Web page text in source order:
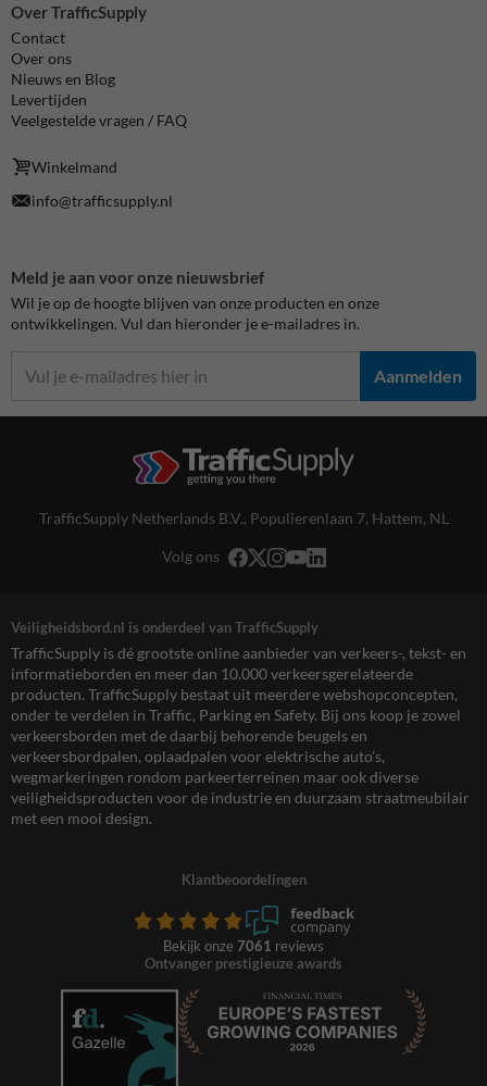
Over TrafficSupply
Contact
Over ons
Nieuws en Blog
Levertijden
Veelgestelde vragen / FAQ
Winkelmand
info@trafficsupply.nl
Meld je aan voor onze nieuwsbrief
Wil je op de hoogte blijven van onze producten en onze
ontwikkelingen. Vul dan hieronder je e-mailadres in.
Aanmelden
TrafficSupply Netherlands B.V., Populierenlaan 7, Hattem, NL
Volg ons
Veiligheidsbord.nl is onderdeel van TrafficSupply
TrafficSupply is dé grootste online aanbieder van verkeers-, tekst- en
informatieborden en meer dan 10.000 verkeersgerelateerde
producten. TrafficSupply bestaat uit meerdere webshopconcepten,
onder te verdelen in Traffic, Parking en Safety. Bij ons koop je zowel
verkeersborden met de daarbij behorende beugels en
verkeersbordpalen, oplaadpalen voor elektrische auto’s,
wegmarkeringen rondom parkeerterreinen maar ook diverse
veiligheidsproducten voor de industrie en duurzaam straatmeubilair
met een mooi design.
Klantbeoordelingen
Bekijk onze 7061 reviews
Ontvanger prestigieuze awards